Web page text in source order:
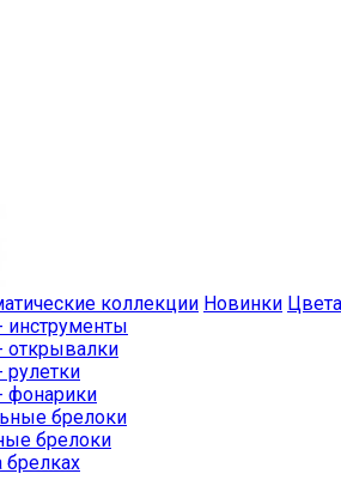
коллекции Новинки Цвета
инструменты
открывалки
рулетки
фонарики
брелоки
брелоки
брелках